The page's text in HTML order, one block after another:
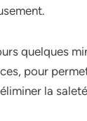
quelques
pour
la